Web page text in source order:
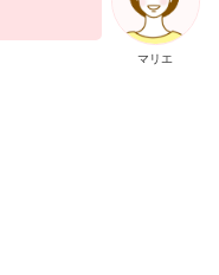
マリエ